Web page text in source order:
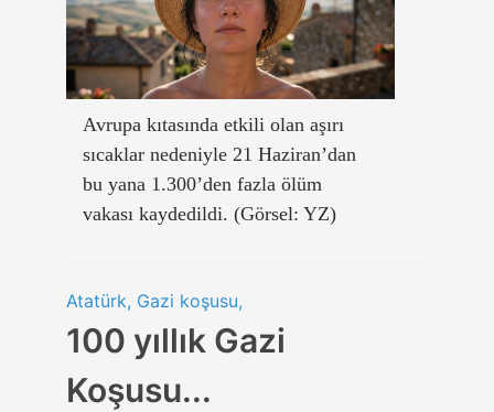
Avrupa kıtasında etkili olan aşırı
sıcaklar nedeniyle 21 Haziran’dan
bu yana 1.300’den fazla ölüm
vakası kaydedildi. (Görsel: YZ)
Atatürk, Gazi koşusu,
100 yıllık Gazi
Koşusu...